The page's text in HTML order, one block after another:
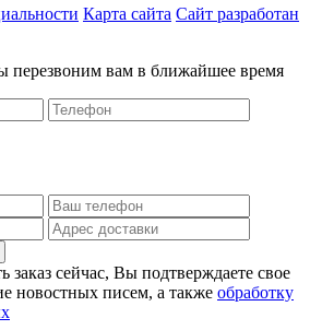
Карта сайта Сайт разработан
перезвоним вам в ближайшее время
заказ сейчас, Вы подтверждаете свое
новостных писем, а также обработку